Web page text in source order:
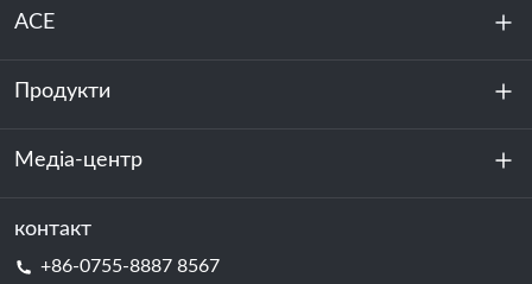
ACE
Про нас
Стійкість
Продукти
Зберігання енергії
Центр обробки даних та серверна кімната
Медіа-центр
Новини
контакт
+86-0755-8887 8567